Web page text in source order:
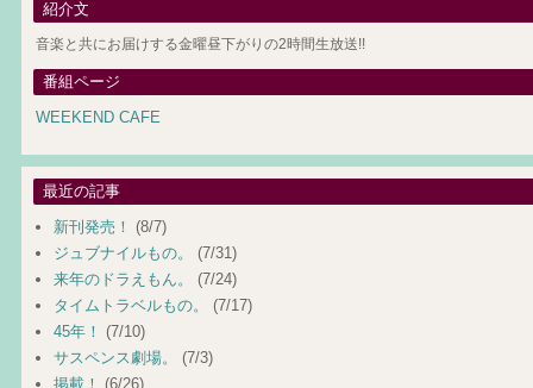
紹介文
音楽と共にお届けする金曜昼下がりの2時間生放送!!
番組ページ
WEEKEND CAFE
最近の記事
新刊発売！ (8/7)
ジュブナイルもの。
(7/31)
来年のドラえもん。
(7/24)
タイムトラベルもの。
(7/17)
45年！ (7/10)
サスペンス劇場。
(7/3)
掲載！ (6/26)